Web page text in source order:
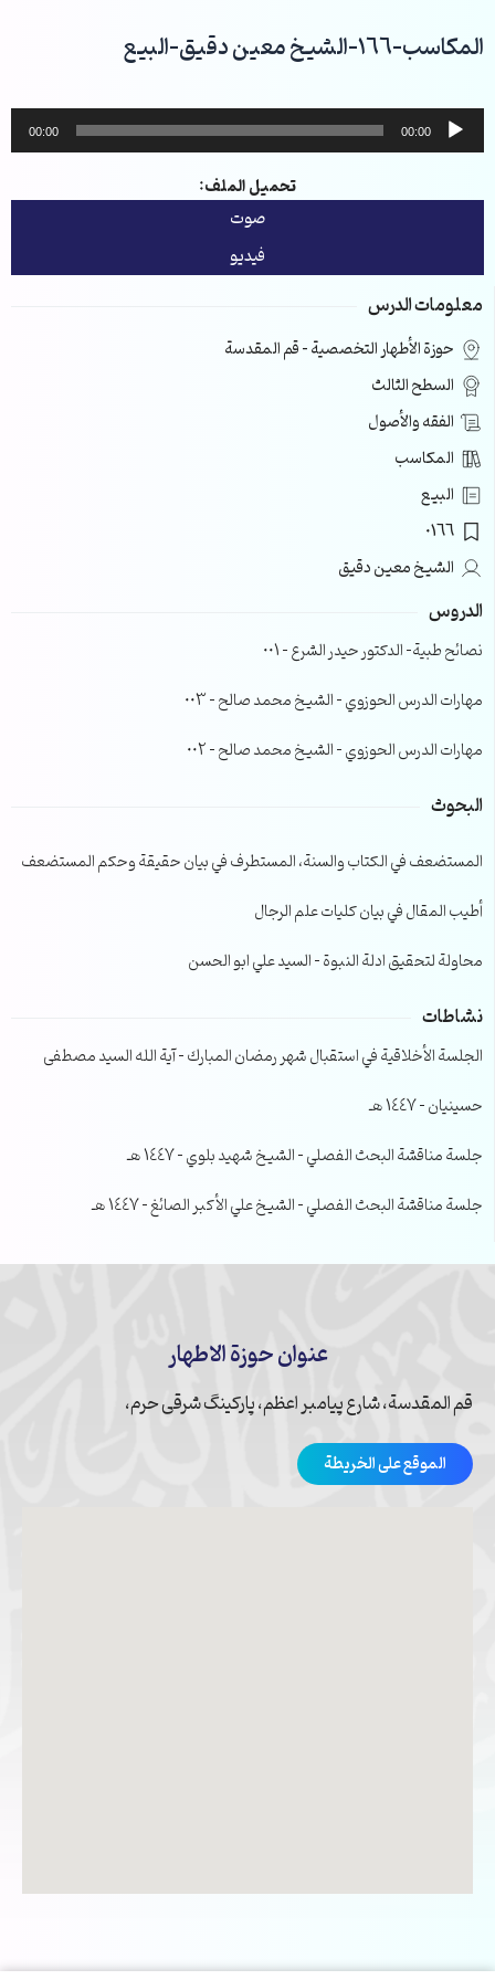
إلىالمكاسب-166-الشيخ معين دقيق-البيع
مشغل
الصوت
00:00
00:00
تحميل الملف:
صوت
فيديو
معلومات الدرس
حوزة الأطهار التخصصية – قم المقدسة
السطح الثالث
الفقه والأصول
المكاسب
البيع
0166
الشيخ معين دقيق
الدروس
نصائح طبية- الدكتور حيدر الشرع – 001
مهارات الدرس الحوزوي – الشيخ محمد صالح – 003
مهارات الدرس الحوزوي – الشيخ محمد صالح – 002
البحوث
المستضعف في الكتاب والسنة، المستطرف في بيان حقيقة وحكم المستضعف
أطيب المقال في بيان كليات علم الرجال
محاولة لتحقيق ادلة النبوة – السيد علي ابو الحسن
نشاطات
الجلسة الأخلاقية في استقبال شهر رمضان المبارك – آية الله السيد مصطفى
حسينيان – 1447 هـ
جلسة مناقشة البحث الفصلي – الشيخ شهيد بلوي – 1447 هـ
جلسة مناقشة البحث الفصلي – الشيخ علي الأكبر الصائغ – 1447 هـ
عنوان حوزة الاطهار
قم المقدسة، شارع پیامبر اعظم، پارکینگ شرقی حرم،
الموقع على الخريطة